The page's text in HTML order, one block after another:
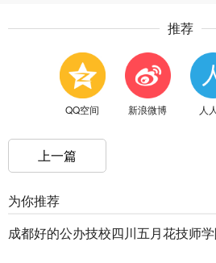
推荐
QQ空间 新浪微博 人
上一篇
为你推荐
成都好的公办技校四川五月花技师